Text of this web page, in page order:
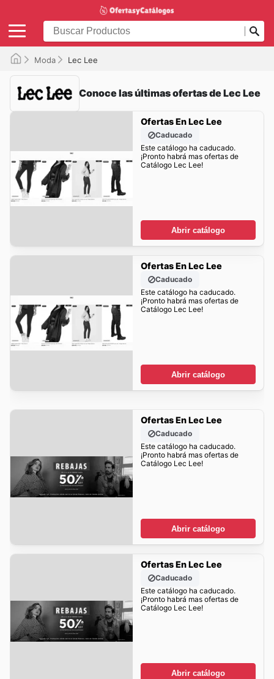
Moda Lec Lee
Conoce las últimas ofertas de Lec Lee
Ofertas En Lec Lee
Caducado
Este catálogo ha caducado.
¡Pronto habrá mas ofertas de
Catálogo Lec Lee!
Abrir catálogo
Ofertas En Lec Lee
Caducado
Este catálogo ha caducado.
¡Pronto habrá mas ofertas de
Catálogo Lec Lee!
Abrir catálogo
Ofertas En Lec Lee
Caducado
Este catálogo ha caducado.
¡Pronto habrá mas ofertas de
Catálogo Lec Lee!
Abrir catálogo
Ofertas En Lec Lee
Caducado
Este catálogo ha caducado.
¡Pronto habrá mas ofertas de
Catálogo Lec Lee!
Abrir catálogo